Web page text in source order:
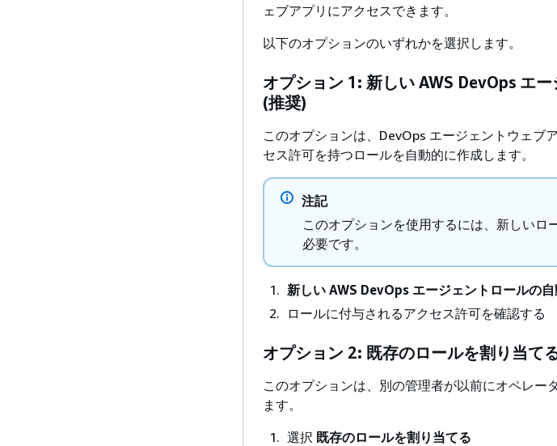
ェブアプリにアクセスできます。
以下のオプションのいずれかを選択します。
オプション 1: 新しい AWS DevOps エ
(推奨)
このオプションは、DevOps エージェントウェブ
セス許可を持つロールを自動的に作成します。
注記
このオプションを使用するには、新しいロ
必要です。
新しい AWS DevOps エージェントロールの
ロールに付与されるアクセス許可を確認する
オプション 2: 既存のロールを割り当て
このオプションは、別の管理者が以前にオペレー
ます。
選択 既存のロールを割り当てる